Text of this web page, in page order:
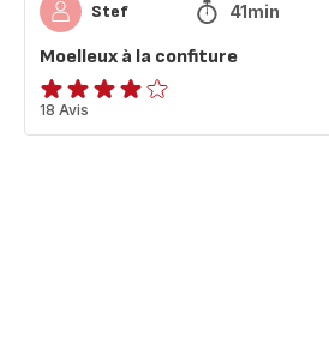
Stef 41min
Moelleux à la confiture
Avis
4
18 Avis